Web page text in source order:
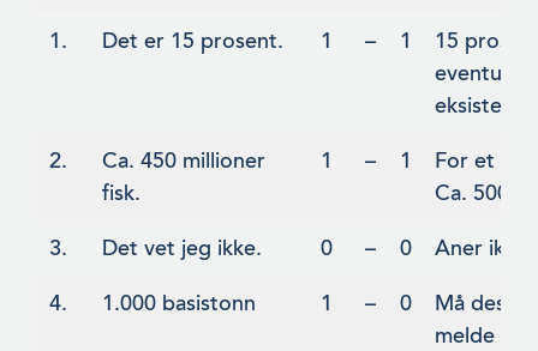
1. Det er 15 prosent. 1 – 1
15
eventuelt
2.
Ca. 450 millioner
fisk.
1 – 1
For et
Ca. 500
3. Det vet jeg ikke. 0 – 0 Aner ikke.
4. 1.000 basistonn 1 – 0
Må
melde